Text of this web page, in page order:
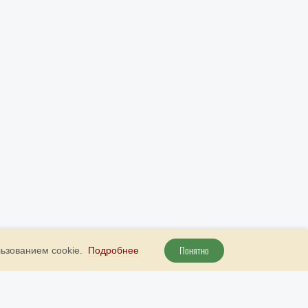
cookie. Подробнее Понятно